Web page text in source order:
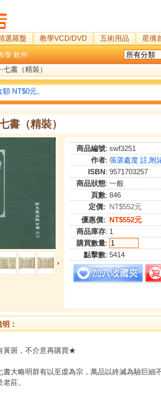
選羅盤 教學VCD/DVD 五術用品
星僑
學 軟件
七書（精裝）
NT$0元。
書（精裝）
商品編號: swf3251
作者: 張湛處度 註,附
ISBN: 9571703257
商品狀態: 一般
頁數: 846
定價: NT$552元
優惠價: NT$552元
商品庫存: 1
購買數量:
點擊數: 5414
：
黃斑，不介意再購買★
書大略明群有以至虛為宗，萬品以終滅為驗巨細
莊。